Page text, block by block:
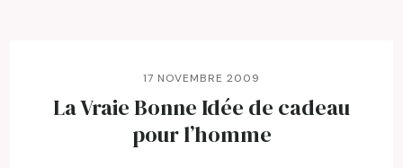
17 NOVEMBRE 2009
La Vraie Bonne Idée de cadeau
pour l’homme